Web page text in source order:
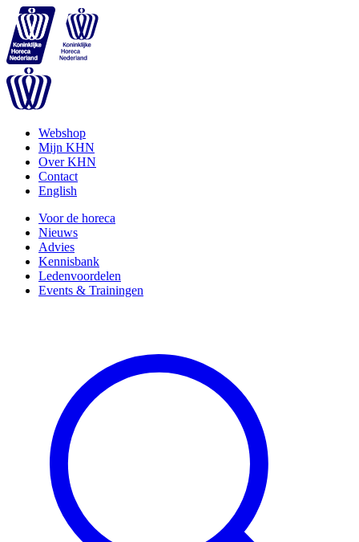
Webshop
Mijn KHN
Over KHN
Contact
English
Voor de horeca
Nieuws
Advies
Kennisbank
Ledenvoordelen
Events & Trainingen